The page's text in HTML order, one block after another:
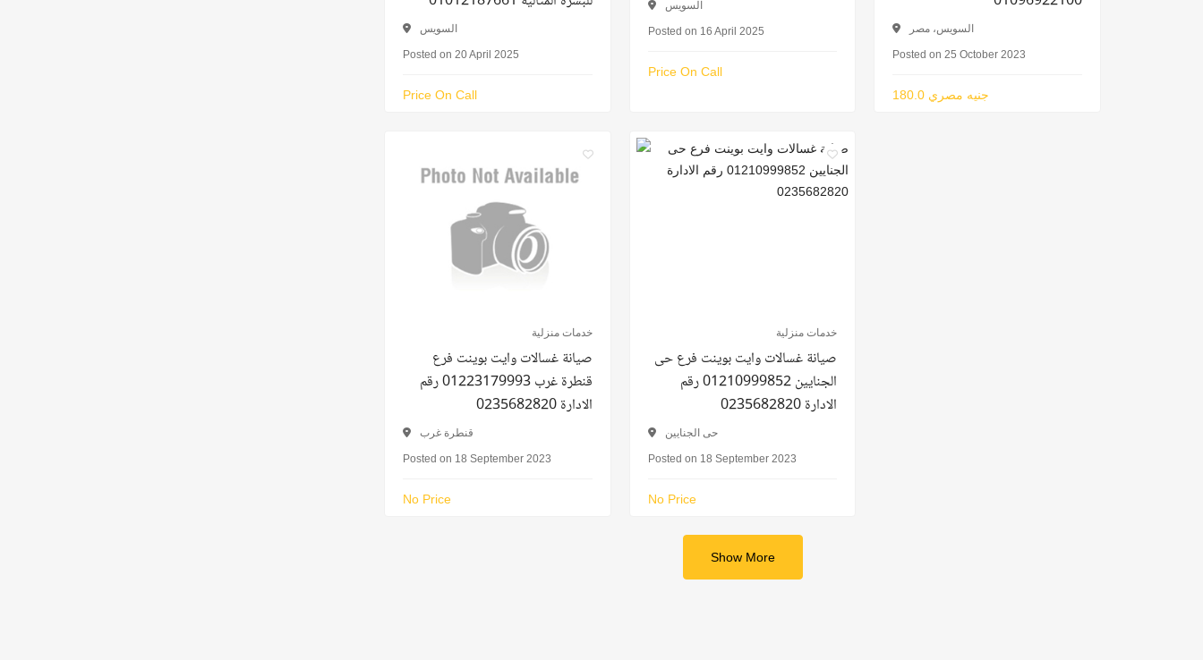
السويس
Posted on 20 April 2025
Price On Call
السويس
Posted on 16 April 2025
Price On Call
السويس، مصر
Posted on 25 October 2023
180.0 جنيه مصري
خدمات منزلية
صيانة غسالات وايت بوينت فرع
قنطرة غرب 01223179993 رقم
الادارة 0235682820
قنطرة غرب
Posted on 18 September 2023
No Price
خدمات منزلية
صيانة غسالات وايت بوينت فرع حى
الجنايين 01210999852 رقم
الادارة 0235682820
حى الجنايين
Posted on 18 September 2023
No Price
Show More